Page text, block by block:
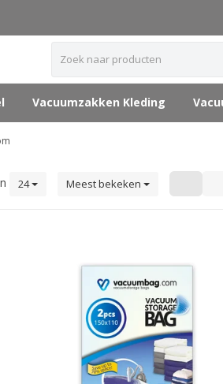
Vacuumzakken Kleding
24 Meest bekeken